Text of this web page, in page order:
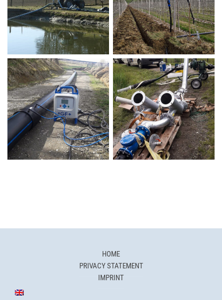
HOME
PRIVACY STATEMENT
IMPRINT